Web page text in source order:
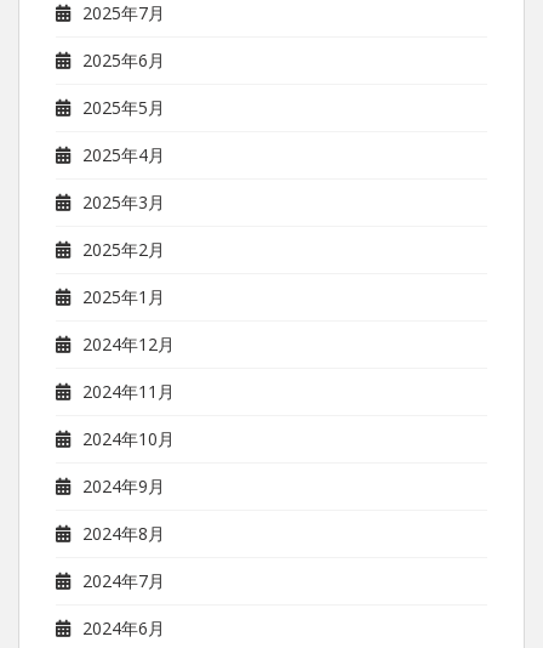
2025年7月
2025年6月
2025年5月
2025年4月
2025年3月
2025年2月
2025年1月
2024年12月
2024年11月
2024年10月
2024年9月
2024年8月
2024年7月
2024年6月